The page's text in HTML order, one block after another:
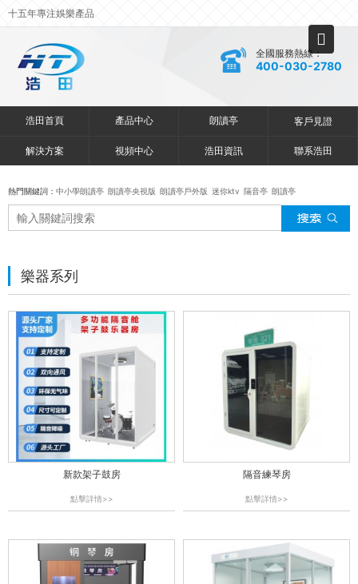
十五年專注娛樂產品
全國服務熱線：
400-030-2780
浩田首頁 產品中心 朗讀亭 客戶見證
解決方案 視頻中心 浩田資訊 聯系浩田
熱門關鍵詞： 中小學朗讀亭 朗讀亭央視版 朗讀亭戶外版 迷你ktv 隔音亭 朗讀亭
樂器系列
新款架子鼓房
點擊詳情>>
隔音練琴房
點擊詳情>>